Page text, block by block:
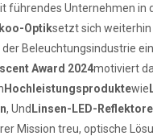
führendes Unternehmen in
Optiksetzt sich
Beleuchtungsindustrie
Award 2024motiviert
Hochleistungsproduktewie
, Und Linsen-LED-
Mission treu, optische